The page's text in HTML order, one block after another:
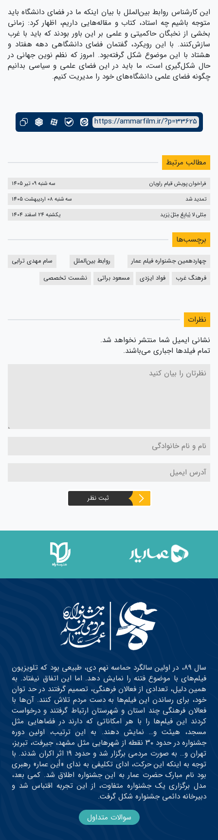
این کارشناس روابط بین‌الملل با بیان اینکه ما در فضای دانشگاه باید
متوجه باشیم چه استاد، کتاب و مقاله‌هایی داریم، اظهار کرد: زمانی
بخشی از نخبگان حاکمیتی و علمی بر این باور بودند که باید با غرب
سازش‌کنند. با این رویکرد، گفتمان فضای دانشگاهی دهه هفتاد و
هشتاد با این موضوع شکل گرفته‌بود. امروز که نظم نوین جهانی در
حال شکل‌گیری است، ما باید در این فضای علمی و سیاسی بدانیم
چگونه فضای علمی دانشگاه‌های خود را مدیریت کنیم.
https://ammarfilm.ir/?p=33625
مطالب مرتبط
فراخوان پویش قیام راویان
سه شنبه 09 تیر 1405
تمدید شد
سه شنبه 08 اردیبهشت 1405
مِثلی لا یُبایِعُ مِثلَ یَزید
یکشنبه 24 اسفند 1404
برچسب‌ها
چهاردهمین جشنواره فیلم عمار روابط بین‌الملل
سام مهدی ترابی
فرهنگ غرب
فواد ایزدی مسعود براتی نشست تخصصی
نظرات
نشانی ایمیل شما منتشر نخواهد شد.
تمام فیلدها اجباری می‌باشند.
ثبت نظر
سال ۸۹، در اولین سالگرد حماسه نهم دی، طبیعی بود که تلویزیون
فیلم‌های با موضوع فتنه را نمایش دهد. اما این اتفاق نیفتاد. به
همین دلیل، تعدادی از فعالان فرهنگی، تصمیم گرفتند در حد توان
خود، برای رساندن این فیلم‌ها به دست مردم تلاش کنند. آن‌ها با
فعالان فرهنگی چند استان و شهرستان ارتباط گرفتند و درخواست
کردند این فیلم‌ها را با هر امکاناتی که دارند در فضاهایی مثل
مسجد، هیئت و… نمایش دهند. به این ترتیب، اولین دوره
جشنواره در حدود ۳۰ نقطه از شهرهایی مثل مشهد، جیرفت، تبریز،
تهران و… به صورت مردمی برگزار شد و حدود ۱۹ اثر اکران شدند. با
توجه به اینکه این حرکت، ادای تکلیفی به ندای «أین عمار» رهبری
بود نام مبارک حضرت عمار به این جشنواره اطلاق شد. کمی بعد،
مدل برگزاری یک جشنواره متفاوت، از این تجربه اقتباس شد و
دبیرخانه دائمی جشنواره شکل گرفت.
سوالات متداول